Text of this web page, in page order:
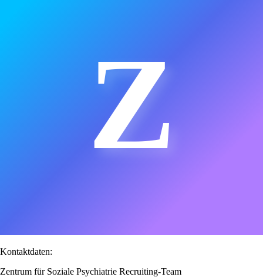
Z
Kontaktdaten:
Zentrum für Soziale Psychiatrie Recruiting-Team